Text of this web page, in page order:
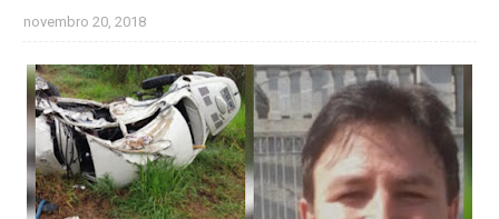
novembro 20, 2018